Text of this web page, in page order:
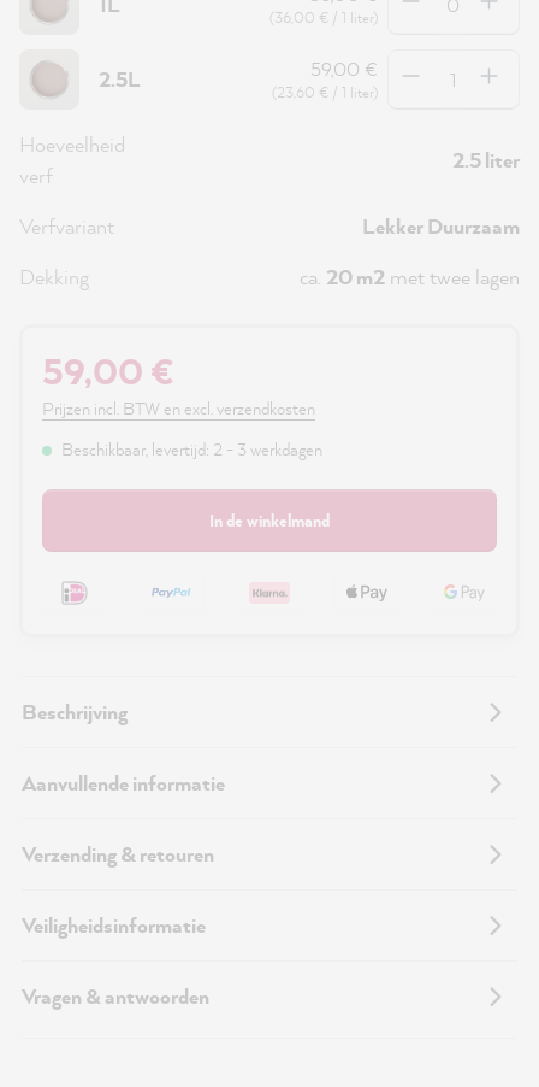
(36,00 € / 1 liter)
2.5L 59,00 €
(23,60 € / 1 liter)
Hoeveelheid
Hoeveelheid
verf
2.5 liter
Verfvariant
Lekker Duurzaam
Dekking
ca. 20 m2 met twee lagen
59,00 €
Prijzen incl. BTW en excl. verzendkosten
Beschikbaar, levertijd: 2 - 3 werkdagen
In de winkelmand
Beschrijving
Aanvullende informatie
Verzending & retouren
Veiligheidsinformatie
Vragen & antwoorden